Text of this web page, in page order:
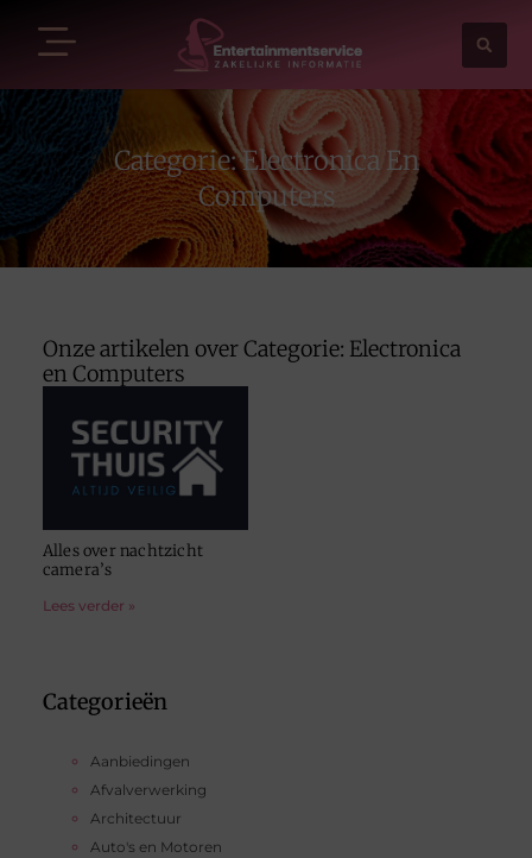
Categorie: Electronica En
Computers
Categorieën
Aanbiedingen
Afvalverwerking
Architectuur
Auto's en Motoren
Onze artikelen over Categorie: Electronica
en Computers
Alles over nachtzicht
camera’s
Lees verder »